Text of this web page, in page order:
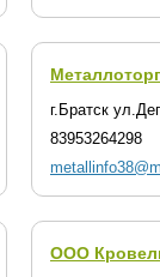
Металлоторг
г.Братск
83953264298
ООО